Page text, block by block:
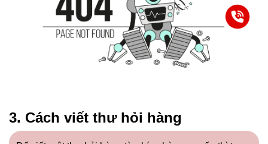
3. Cách viết thư hỏi hàng